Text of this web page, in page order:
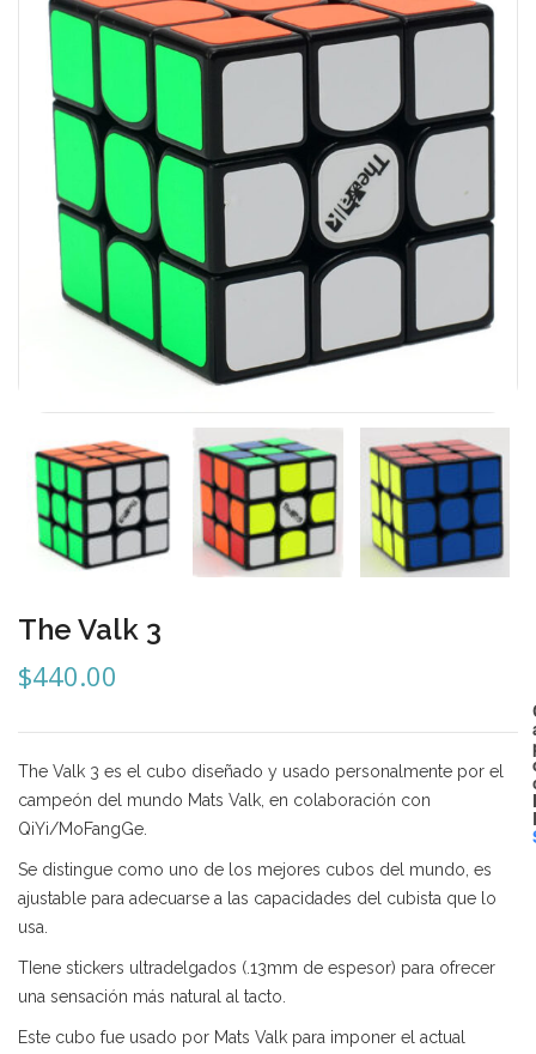
Carni
DaYan
DianSheng
FangShi
Fidget Cube
Lim
Lingao
MoHuanShoSu
MoJue
Mozhi
Okamoto
QJ
Quick Finger
Very Puzzle
Cyclone Boy’s
Gan’s
LanLan
The Valk 3
$440.00
The Valk 3 es el cubo diseñado y usado personalmente por el
campeón del mundo Mats Valk, en colaboración con
QiYi/MoFangGe.
Se distingue como uno de los mejores cubos del mundo, es
ajustable para adecuarse a las capacidades del cubista que lo
usa.
TIene stickers ultradelgados (.13mm de espesor) para ofrecer
una sensación más natural al tacto.
Este cubo fue usado por Mats Valk para imponer el actual